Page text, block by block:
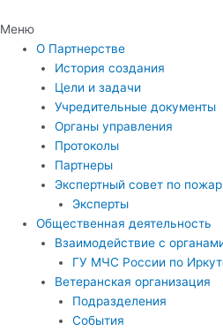
Меню
О Партнерстве
История создания
Цели и задачи
Учредительные документы
Органы управления
Протоколы
Партнеры
Экспертный совет по
Эксперты
Общественная деятельность
Взаимодействие с
ГУ МЧС России по
Ветеранская организация
Подразделения
События